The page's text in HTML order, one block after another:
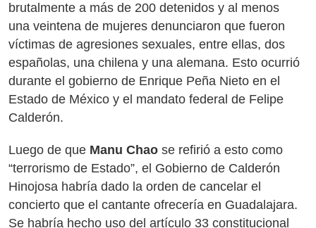
brutalmente a más de 200 detenidos y al menos
una veintena de mujeres denunciaron que fueron
víctimas de agresiones sexuales, entre ellas, dos
españolas, una chilena y una alemana. Esto ocurrió
durante el gobierno de Enrique Peña Nieto en el
Estado de México y el mandato federal de Felipe
Calderón.
Luego de que Manu Chao se refirió a esto como
“terrorismo de Estado”, el Gobierno de Calderón
Hinojosa habría dado la orden de cancelar el
concierto que el cantante ofrecería en Guadalajara.
Se habría hecho uso del artículo 33 constitucional